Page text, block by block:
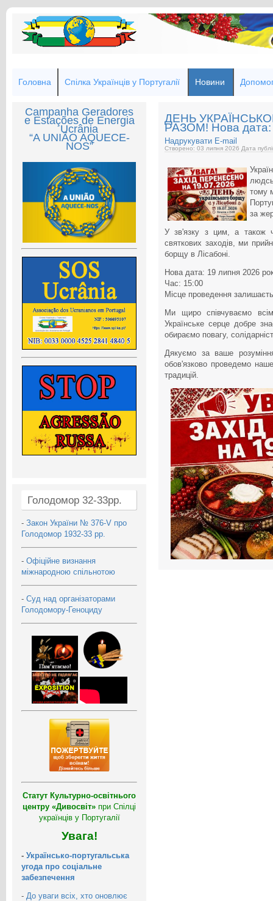
Головна Спілка Українців у Португалії Новини
Campanha Geradores
e Estações de Energia
Ucrânia
“A UNIÃO AQUECE-
NOS”
Голодомор 32-33рр.
- Закон України № 376-V про
Голодомор 1932-33 рр.
- Офіційне визнання
міжнародною спільнотою
- Суд над організаторами
Голодомору-Геноциду
Статут Культурно-освітнього
центру «Дивосвіт» при Спілці
українців у Португалії
Увага!
- Українсько-португальська
угода про соціальне
забезпечення
- До уваги всіх, хто оновлює
ДЕНЬ
РАЗОМ! Нова дата:
Надрукувати E-mail
Створено: 03 липня 2026 Дата
тому
за
У зв'язку з цим, а також
святкових заходів, ми
борщу в Лісабоні.
Нова дата: 19 липня 2026
Час: 15:00
Місце проведення
Ми щиро співчуваємо
Українське серце добре
обираємо повагу,
Дякуємо за ваше
обов'язково проведемо
традицій.